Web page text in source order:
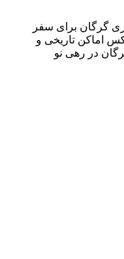
گرگان برای سفر
اماکن تاریخی و
در رهی نو